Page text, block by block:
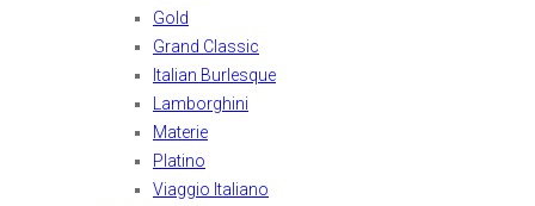
Gold
Grand Classic
Italian Burlesque
Lamborghini
Materie
Platino
Viaggio Italiano